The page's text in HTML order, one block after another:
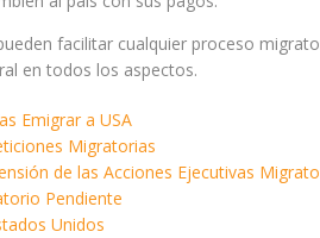
facilitar cualquier proceso
en todos los aspectos.
Emigrar a USA
Migratorias
de las Acciones Ejecutivas
Pendiente
Unidos